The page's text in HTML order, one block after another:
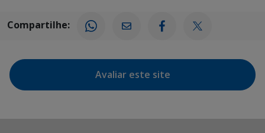
Compartilhe:
Avaliar este site